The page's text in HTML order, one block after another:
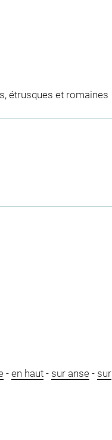
étrusques et romaines
- en haut- sur anse- sur